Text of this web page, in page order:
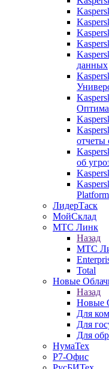
данных
отчеты
об
Platform
ЛидерТаск
МойСклад
МТС Линк
Назад
МТС
Total
Новые
Назад
Новые
Для
Для
Для
НумаТех
Р7-Офис